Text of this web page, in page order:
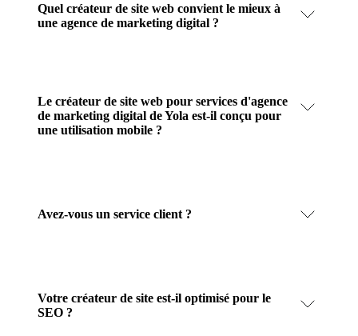
Quel créateur de site web convient le mieux à
une agence de marketing digital ?
Le créateur de site web pour services d'agence
de marketing digital de Yola est-il conçu pour
une utilisation mobile ?
Avez-vous un service client ?
Votre créateur de site est-il optimisé pour le
SEO ?